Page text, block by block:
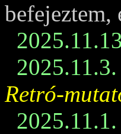
befejeztem,
2025.11.3.
Retró-
2025.11.1.